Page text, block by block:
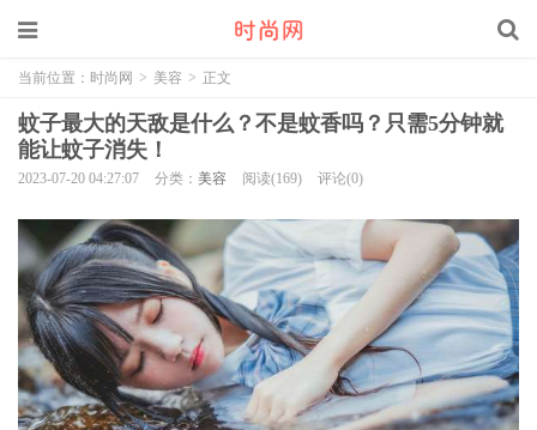
当前位置： 时尚网 > 美容 > 正文
蚊子最大的天敌是什么？不是蚊香吗？只需5分钟就
能让蚊子消失！
2023-07-20 04:27:07 分类： 美容 阅读(169) 评论(0)